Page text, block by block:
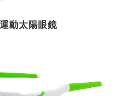
動太陽眼鏡